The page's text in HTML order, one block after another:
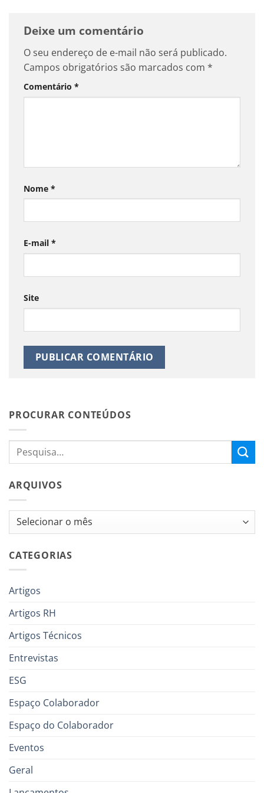
Deixe um comentário
O seu endereço de e-mail não será publicado.
Campos obrigatórios são marcados com *
Comentário *
Nome *
E-mail *
Site
PROCURAR CONTEÚDOS
ARQUIVOS
Arquivos
CATEGORIAS
Artigos
Artigos RH
Artigos Técnicos
Entrevistas
ESG
Espaço Colaborador
Espaço do Colaborador
Eventos
Geral